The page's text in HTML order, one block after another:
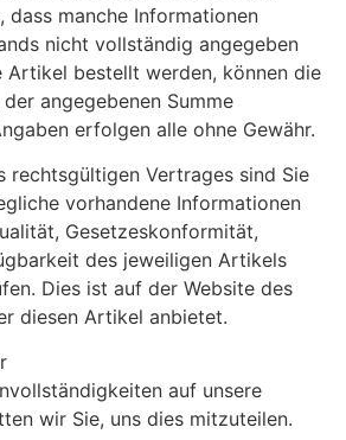
dass manche Informationen
nicht vollständig angegeben
Artikel bestellt werden, können die
angegebenen Summe
erfolgen alle ohne Gewähr.
rechtsgültigen Vertrages sind Sie
vorhandene Informationen
Gesetzeskonformität,
des jeweiligen Artikels
Dies ist auf der Website des
diesen Artikel anbietet.
auf unsere
wir Sie, uns dies mitzuteilen.